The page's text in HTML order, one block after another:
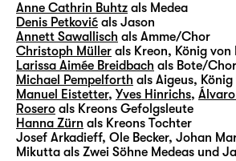
Anne Cathrin Buhtz als Medea
Denis Petković als Jason
Annett Sawallisch als Amme/Chor
Christoph Müller als Kreon, König von
Larissa Aimée Breidbach als Bote/Chor
Michael Pempelforth als Aigeus,
Manuel Eistetter, Yves Hinrichs,
Rosero als Kreons Gefolgsleute
Hanna Zürn als Kreons Tochter
Josef Arkadieff, Ole Becker, Johan
Mikutta als Zwei Söhne Medeas und